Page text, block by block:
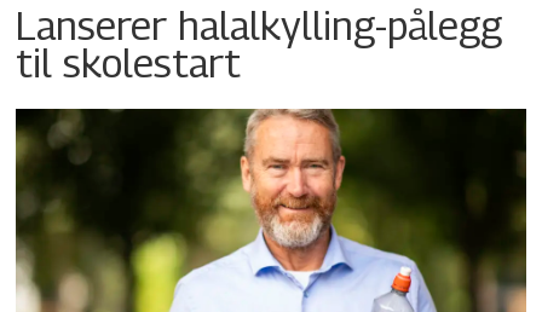
Lanserer halalkylling-­pålegg
til skolestart